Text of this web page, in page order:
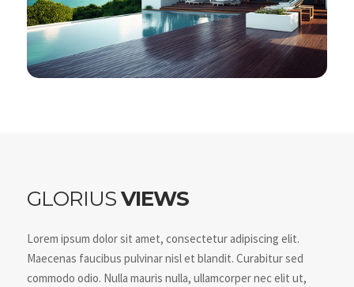
GLORIUSVIEWS
Lorem ipsum dolor sit amet, consectetur adipiscing elit.
Maecenas faucibus pulvinar nisl et blandit. Curabitur sed
commodo odio. Nulla mauris nulla, ullamcorper nec elit ut,